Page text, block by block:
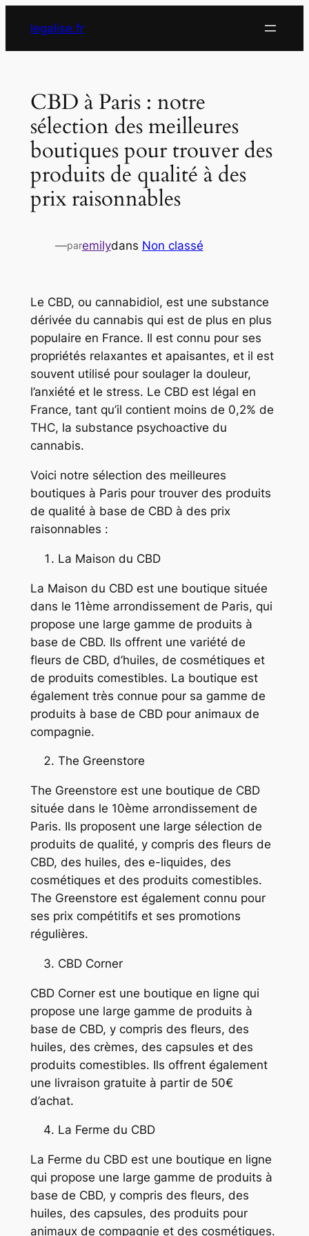
contenu
legalise.fr
CBD à Paris : notre
sélection des meilleures
boutiques pour trouver des
produits de qualité à des
prix raisonnables
—paremilydans Non classé
Le CBD, ou cannabidiol, est une substance
dérivée du cannabis qui est de plus en plus
populaire en France. Il est connu pour ses
propriétés relaxantes et apaisantes, et il est
souvent utilisé pour soulager la douleur,
l’anxiété et le stress. Le CBD est légal en
France, tant qu’il contient moins de 0,2% de
THC, la substance psychoactive du
cannabis.
Voici notre sélection des meilleures
boutiques à Paris pour trouver des produits
de qualité à base de CBD à des prix
raisonnables :
La Maison du CBD
La Maison du CBD est une boutique située
dans le 11ème arrondissement de Paris, qui
propose une large gamme de produits à
base de CBD. Ils offrent une variété de
fleurs de CBD, d’huiles, de cosmétiques et
de produits comestibles. La boutique est
également très connue pour sa gamme de
produits à base de CBD pour animaux de
compagnie.
The Greenstore
The Greenstore est une boutique de CBD
située dans le 10ème arrondissement de
Paris. Ils proposent une large sélection de
produits de qualité, y compris des fleurs de
CBD, des huiles, des e-liquides, des
cosmétiques et des produits comestibles.
The Greenstore est également connu pour
ses prix compétitifs et ses promotions
régulières.
CBD Corner
CBD Corner est une boutique en ligne qui
propose une large gamme de produits à
base de CBD, y compris des fleurs, des
huiles, des crèmes, des capsules et des
produits comestibles. Ils offrent également
une livraison gratuite à partir de 50€
d’achat.
La Ferme du CBD
La Ferme du CBD est une boutique en ligne
qui propose une large gamme de produits à
base de CBD, y compris des fleurs, des
huiles, des capsules, des produits pour
animaux de compagnie et des cosmétiques.